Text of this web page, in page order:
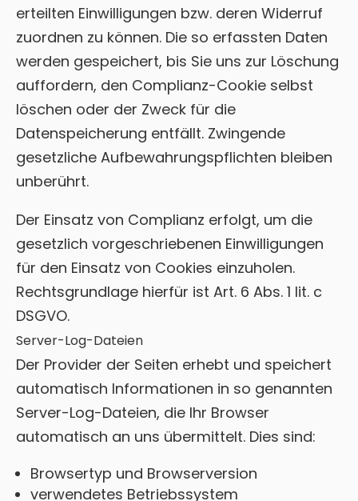
erteilten Einwilligungen bzw. deren Widerruf
zuordnen zu können. Die so erfassten Daten
werden gespeichert, bis Sie uns zur Löschung
auffordern, den Complianz-Cookie selbst
löschen oder der Zweck für die
Datenspeicherung entfällt. Zwingende
gesetzliche Aufbewahrungspflichten bleiben
unberührt.
Der Einsatz von Complianz erfolgt, um die
gesetzlich vorgeschriebenen Einwilligungen
für den Einsatz von Cookies einzuholen.
Rechtsgrundlage hierfür ist Art. 6 Abs. 1 lit. c
DSGVO.
Server-Log-Dateien
Der Provider der Seiten erhebt und speichert
automatisch Informationen in so genannten
Server-Log-Dateien, die Ihr Browser
automatisch an uns übermittelt. Dies sind:
Browsertyp und Browserversion
verwendetes Betriebssystem